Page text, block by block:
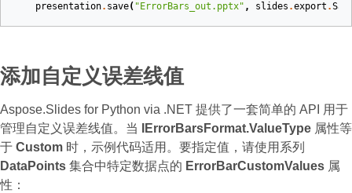
presentation. save( "ErrorBars_out.pptx" , slides .export .
添加自定义误差线值
Aspose.Slides for Python via .NET 提供了一套简单的 API 用于
管理自定义误差线值。当
IErrorBarsFormat.ValueType 属性等
于 Custom 时，示例代码适用。要指定值，请使用系列
DataPoints 集合中特定数据点的 ErrorBarCustomValues 属
性：